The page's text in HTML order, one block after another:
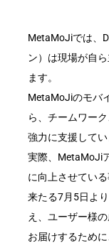
MetaMoJiでは、
ン）は現場が自
ます。
MetaMoJiのモバ
ら、チームワー
強力に支援してい
実際、MetaMoJi
に向上させてい
来たる7月5日よ
え、ユーザー様
お届けするため